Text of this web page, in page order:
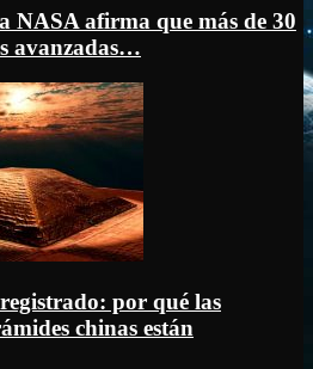
NASA afirma que más de 30
avanzadas…
por qué las
chinas están